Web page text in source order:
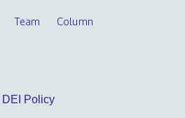
Team Column
DEI Policy